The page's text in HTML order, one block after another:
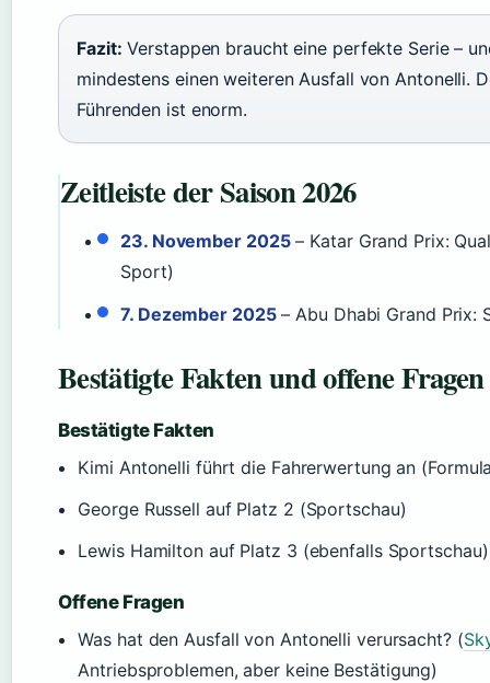
Fazit: Verstappen braucht eine perfekte Serie –
mindestens einen weiteren Ausfall von Antonelli.
Führenden ist enorm.
Zeitleiste der Saison 2026
23. November 2025– Katar Grand Prix:
Sport)
7. Dezember 2025– Abu Dhabi Grand Prix:
Bestätigte Fakten und offene Fragen
Bestätigte Fakten
Kimi Antonelli führt die Fahrerwertung an
George Russell auf Platz 2 (Sportschau)
Lewis Hamilton auf Platz 3 (ebenfalls Sportschau)
Offene Fragen
Was hat den Ausfall von Antonelli verursacht? (
Antriebsproblemen, aber keine Bestätigung)